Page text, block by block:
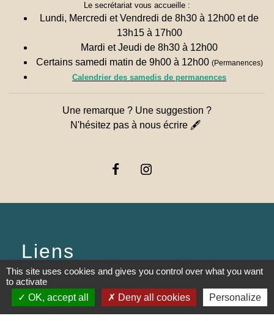
Le secrétariat vous accueille :
Lundi, Mercredi et Vendredi de 8h30 à 12h00 et de
13h15 à 17h00
Mardi et Jeudi de 8h30 à 12h00
Certains samedi matin de 9h00 à 12h00 (Permanences)
Calendrier des samedis de permanences
Une remarque ? Une suggestion ?
N'hésitez pas à nous écrire 🖋
Liens
PREFECTURE DE SAÔNE ET
LOIRE
This site uses cookies and gives you control over what you want
to activate
OK, accept all
Deny all cookies Personalize